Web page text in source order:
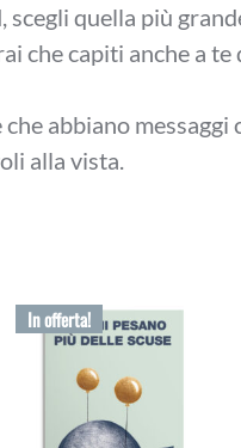
scegli quella più
capiti anche a te
abbiano
alla vista.
In offerta!